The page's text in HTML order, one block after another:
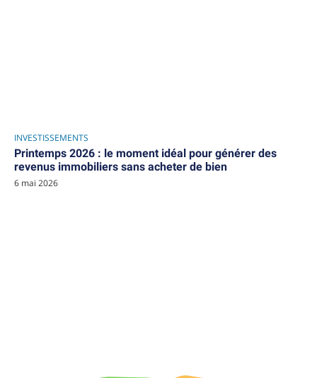
INVESTISSEMENTS
Printemps 2026 : le moment idéal pour générer des
revenus immobiliers sans acheter de bien
6 mai 2026